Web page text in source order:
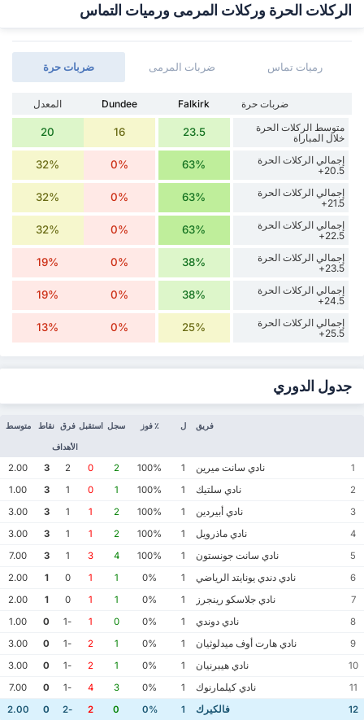
الركلات الحرة وركلات المرمى ورميات التماس
‏ضربات حرة ضربات المرمى رميات تماس
‏ضربات حرة Falkirk
Dundee
المعدل
متوسط الركلات الحرة
خلال المباراة
23.5
16
20
إجمالي الركلات الحرة
20.5+
63%
0%
32%
إجمالي الركلات الحرة
21.5+
63%
0%
32%
إجمالي الركلات الحرة
22.5+
63%
0%
32%
إجمالي الركلات الحرة
23.5+
38%
0%
19%
إجمالي الركلات الحرة
24.5+
38%
0%
19%
إجمالي الركلات الحرة
25.5+
25%
0%
13%
جدول الدوري
فريق ل ٪ فوز سجل استقبل فرق
الأهداف
نقاط متوسط
1 نادي سانت ميرين 1
100%
2
0
2
3
2.00
2
نادي سلتيك 1
100%
1
0
1
3
1.00
3
نادي أبيردين 1
100%
2
1
1
3
3.00
4
نادي ماذرويل 1
100%
2
1
1
3
3.00
5
نادي سانت جونستون 1
100%
4
3
1
3
7.00
6
نادي دندي يونايتد الرياضي 1
0%
1
1
0
1
2.00
7
نادي جلاسكو رينجرز 1
0%
1
1
0
1
2.00
8
نادي دوندي 1
0%
0
1
-1
0
1.00
9
نادي هارت أوف ميدلوثيان 1
0%
1
2
-1
0
3.00
10
نادي هيبرنيان 1
0%
1
2
-1
0
3.00
11
نادي كيلمارنوك 1
0%
3
4
-1
0
7.00
12
فالكيرك 1
0%
0
2
-2
0
2.00